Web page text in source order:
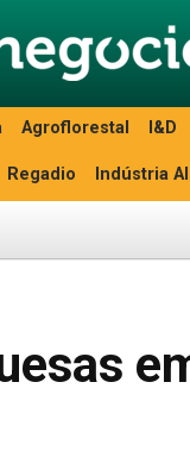
Agroflorestal I&D
Regadio Indústria